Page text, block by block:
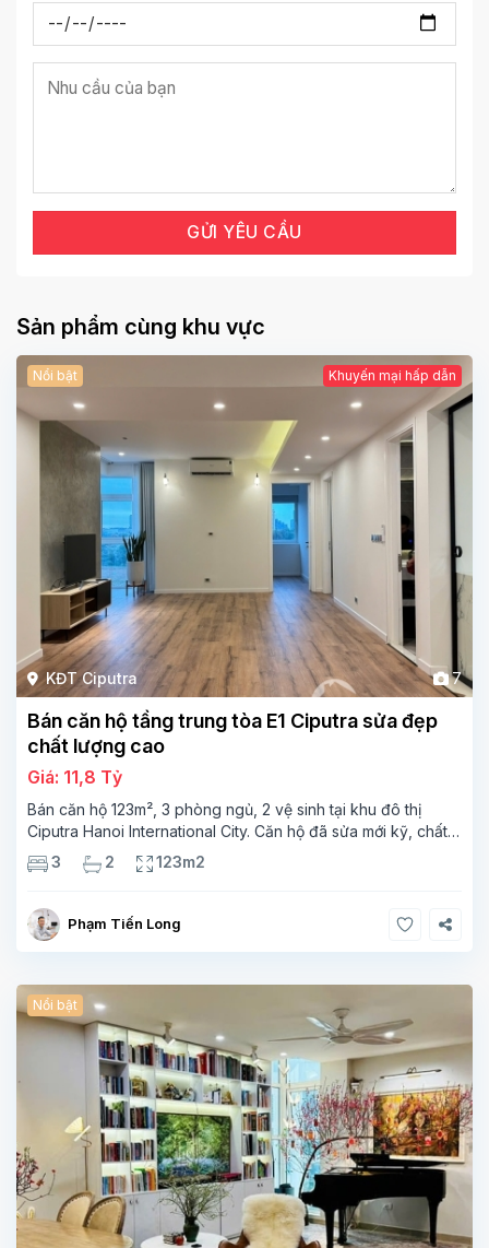
Sản phẩm cùng khu vực
KĐT Ciputra 7
Nổi bật Khuyến mại hấp dẫn
Bán căn hộ tầng trung tòa E1 Ciputra sửa đẹp
chất lượng cao
Giá: 11,8 Tỷ
Bán căn hộ 123m², 3 phòng ngủ, 2 vệ sinh tại khu đô thị
Ciputra Hanoi International City. Căn hộ đã sửa mới kỹ, chất
lượng cao, sàn gỗ, bếp hiện đại, không gian thoáng sáng.
3 2 123m2
Phạm Tiến Long
Nổi bật